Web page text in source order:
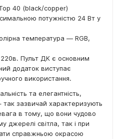
40 (black/copper)
потужністю 24 Вт у
температура — RGB,
Пульт ДК є основним
додаток виступає
використання.
та елегантність,
так зазвичай характеризують
в тому, що вони чудово
джерелі світла, так і при
справжньою окрасою